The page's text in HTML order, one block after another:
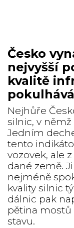
Česko
nejvyšší
kvalitě
pokulhává
Nejhůře
silnic, v němž
Jedním
tento
vozovek, ale
dané země.
nejméně
kvality silnic
dálnic pak
pětina mostů
stavu.